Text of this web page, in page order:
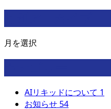
月を選択
AIリキッドについて 1
お知らせ 54